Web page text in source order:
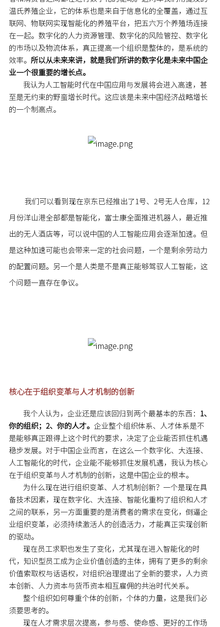
温氏养殖企业，它的体系也是来自于信息化的全覆盖，通过互
联网、物联网实现智能化的养殖平台，把五六万个养殖场连接
在一起。数字化的人力资源管理、数字化的风险管控、数字化
的市场以及物流体系，真正提高一个组织是整体的，是系统的
效率。 所以从未来来讲，就是我们所讲的数字化是未来中国企
业一个很重要的增长点。
我认为人工智能时代在中国应用与发展将会进入高速，甚
至是无约束的野蛮增长时代。这应该是未来中国经济战略增长
的一个制高点。
我们可以看到现在京东已经推出了1号、2号无人仓库，12
月份洋山港全部都是智能化，富士康全面推进机器人，最近推
出的无人酒店等，可以说中国的人工智能应用会逐渐加速。但
是这种加速可能也会带来一定的社会问题，一个是剩余劳动力
的配置问题。另一个是人类是不是真正能够驾驭人工智能，这
个问题一直存在争议。
核心在于组织变革与人才机制的创新
我个人认为，企业还是应该回归到两个最基本的东西： 1、
你的组织；2、你的人才。 企业整个组织体系、人才体系是不
是能够真正跟得上这个时代的要求，决定了企业能否抓住机遇
稳步发展。对于中国企业而言，在这么一个数字化、大连接、
人工智能化的时代，企业能不能够抓住发展机遇，我认为核心
在于组织变革与人才机制的创新，这是中国企业的根本。
为什么现在进行组织变革、人才机制创新？一个是现在具
备技术因素，现在数字化、大连接、智能化重构了组织和人才
之间的联系，另一方面重要的是消费者的需求在变化，倒逼企
业组织变革，必须持续激活人的创造活力，才能真正实现创新
的驱动。
现在员工求职也发生了变化，尤其现在进入智能化的时
代，知识型员工成为企业价值创造的主体，拥有了更多的剩余
价值索取权与话语权，对组织治理提出了全新的要求，人力资
本创新、人力资本与货币资本相互雇佣的共治时代关系。
整个组织如何尊重个体的创新，个体的力量，这是我们必
须要思考的。
现在人才需求层次提高，参与感、使命感、更好的工作场